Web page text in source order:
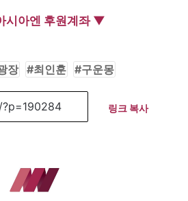
시아엔 후원계좌 ▼
장 최인훈 구운몽
링크 복사